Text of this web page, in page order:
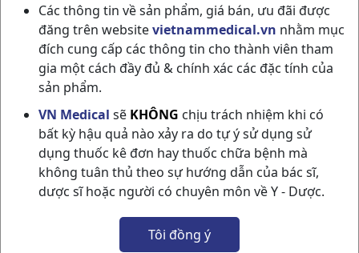
Các thông tin về sản phẩm, giá bán, ưu đãi được
đăng trên websitevietnammedical.vn nhằm mục
đích cung cấp các thông tin cho thành viên tham
gia một cách đầy đủ & chính xác các đặc tính của
sản phẩm.
VN Medical sẽ KHÔNG chịu trách nhiệm khi có
bất kỳ hậu quả nào xảy ra do tự ý sử dụng sử
dụng thuốc kê đơn hay thuốc chữa bệnh mà
không tuân thủ theo sự hướng dẫn của bác sĩ,
dược sĩ hoặc người có chuyên môn về Y - Dược.
Tôi đồng ý
AUGXICINE 250/31.25MG H10G800MG
VIDIPHA
NSX:Vidipha
Nhóm hàng:
Kháng Sinh - Kháng Nấm -